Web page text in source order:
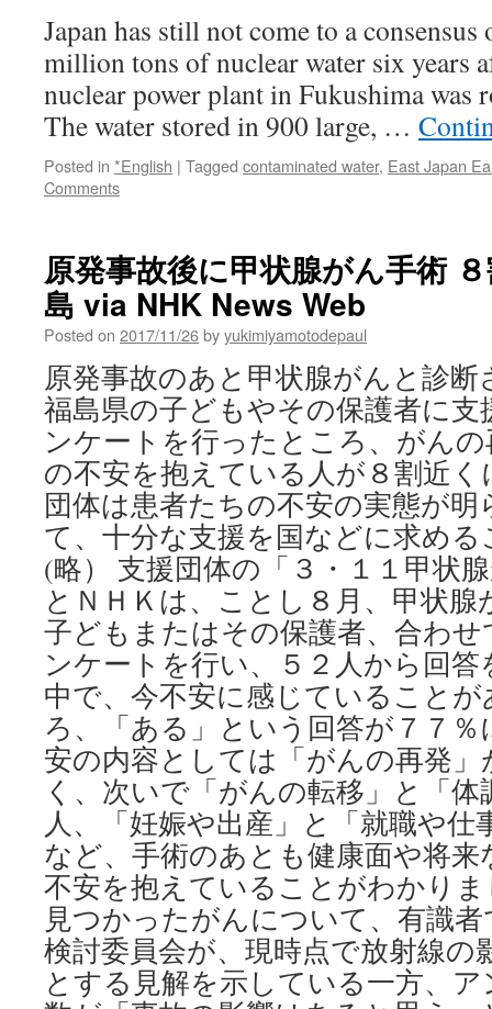
Japan has still not come to a
million tons of nuclear water six years
nuclear power plant in Fukushima was
The water stored in 900 large, …
Posted in *English | Tagged contaminated water, East Japan
Comments
原発事故後に甲状腺がん手術
島 via NHK News Web
Posted on 2017/11/26byyukimiyamotodepaul
原発事故のあと甲状腺がんと診
福島県の子どもやその保護者に支
ンケートを行ったところ、がん
の不安を抱えている人が８割近
団体は患者たちの不安の実態が
て、十分な支援を国などに求め
(略） 支援団体の「３・１１甲状
とＮＨＫは、ことし８月、甲状
子どもまたはその保護者、合わ
ンケートを行い、５２人から回
中で、今不安に感じていること
ろ、「ある」という回答が７７
安の内容としては「がんの再発
く、次いで「がんの転移」と「
人、「妊娠や出産」と「就職や
など、手術のあとも健康面や将
不安を抱えていることがわかり
見つかったがんについて、有識
検討委員会が、現時点で放射線の
とする見解を示している一方、